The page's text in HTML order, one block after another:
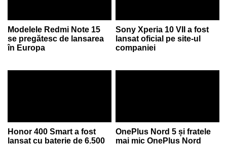
Modelele Redmi Note 15
se pregătesc de lansarea
în Europa
Sony Xperia 10 VII a fost
lansat oficial pe site-ul
companiei
Honor 400 Smart a fost
lansat cu baterie de 6.500
OnePlus Nord 5 și fratele
mai mic OnePlus Nord